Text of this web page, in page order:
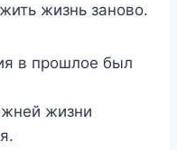
жизнь заново.
в прошлое был
жизни